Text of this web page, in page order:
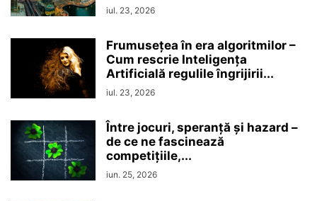
iul. 23, 2026
Frumusețea în era algoritmilor –
Cum rescrie Inteligența
Artificială regulile îngrijirii...
iul. 23, 2026
Între jocuri, speranță și hazard –
de ce ne fascinează
competițiile,...
iun. 25, 2026